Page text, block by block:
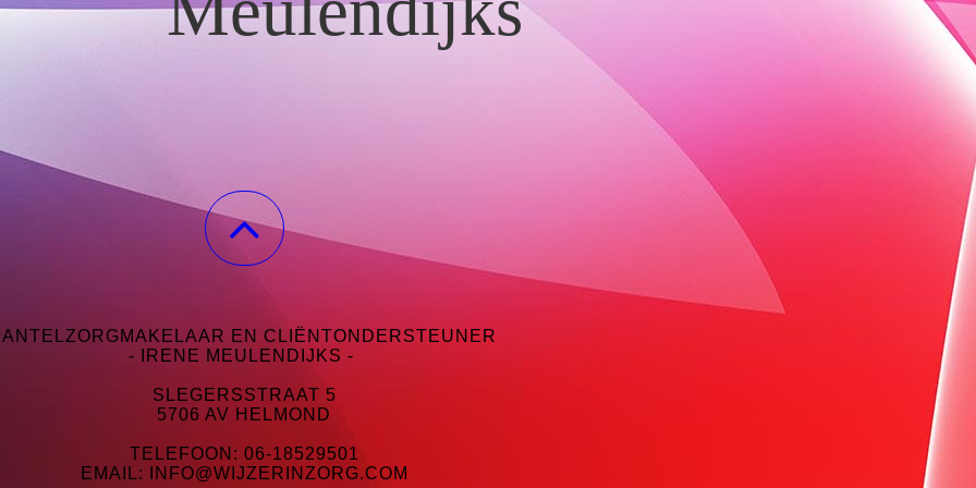
EN CLIËNTONDERSTEUNER
- IRENE MEULENDIJKS -
SLEGERSSTRAAT 5
5706 AV HELMOND
TELEFOON: 06-18529501
EMAIL: INFO@WIJZERINZORG.COM